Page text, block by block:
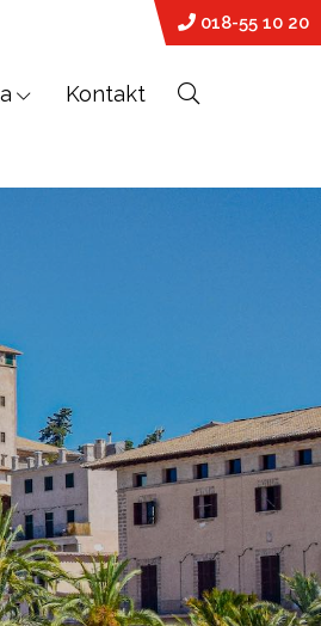
Kontakt
018-55 10 20
PreMed-kurs
via datorn med
online.
Kontakta våra